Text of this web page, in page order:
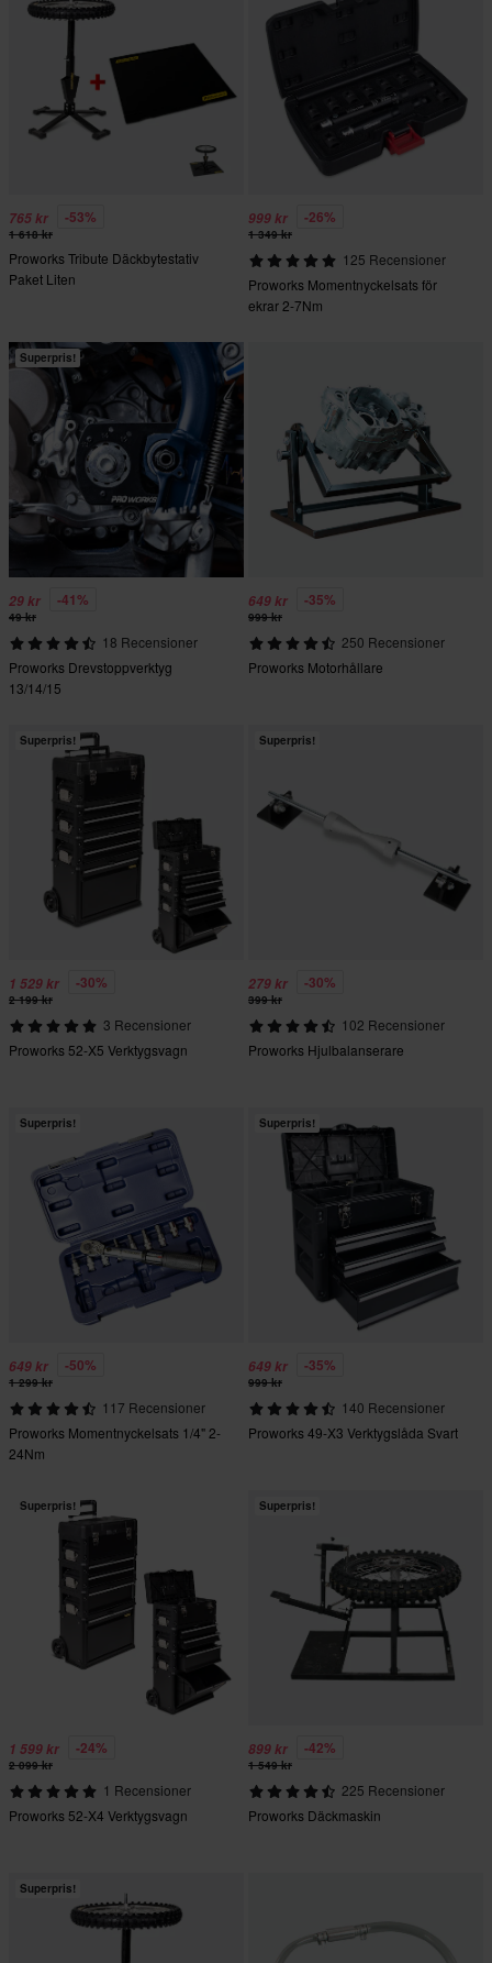
765 kr -53%
1 618 kr
Proworks Tribute Däckbytestativ
Paket Liten
999 kr -26%
1 349 kr
125 Recensioner
Proworks Momentnyckelsats för
ekrar 2-7Nm
Superpris!
29 kr -41%
49 kr
18 Recensioner
Proworks Drevstoppverktyg
13/14/15
649 kr -35%
999 kr
250 Recensioner
Proworks Motorhållare
Superpris!
1 529 kr -30%
2 199 kr
3 Recensioner
Proworks 52-X5 Verktygsvagn
Superpris!
279 kr -30%
399 kr
102 Recensioner
Proworks Hjulbalanserare
Superpris!
649 kr -50%
1 299 kr
117 Recensioner
Proworks Momentnyckelsats 1/4" 2-
24Nm
Superpris!
649 kr -35%
999 kr
140 Recensioner
Proworks 49-X3 Verktygslåda Svart
Superpris!
1 599 kr -24%
2 099 kr
1 Recensioner
Proworks 52-X4 Verktygsvagn
Superpris!
899 kr -42%
1 549 kr
225 Recensioner
Proworks Däckmaskin
Superpris!